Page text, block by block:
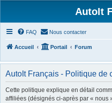
AutoIt
FAQ Nous contacter
Accueil Portail Forum
AutoIt Français - Politique de
Cette politique explique en détail
affiliées (désignés ci-après par « nous